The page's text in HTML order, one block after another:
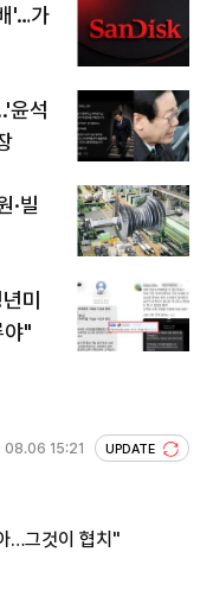
'…가
윤석
·빌
미
야"
08.06 15:21 UPDATE
…그것이 협치"